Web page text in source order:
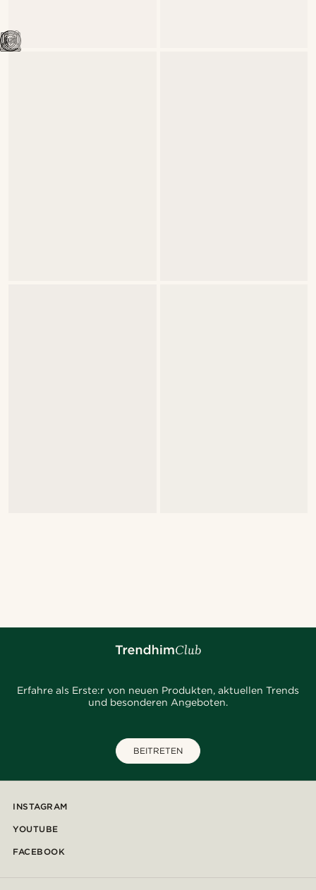
Erfahre als Erste:r von neuen Produkten, aktuellen Trends
und besonderen Angeboten.
BEITRETEN
INSTAGRAM
YOUTUBE
FACEBOOK